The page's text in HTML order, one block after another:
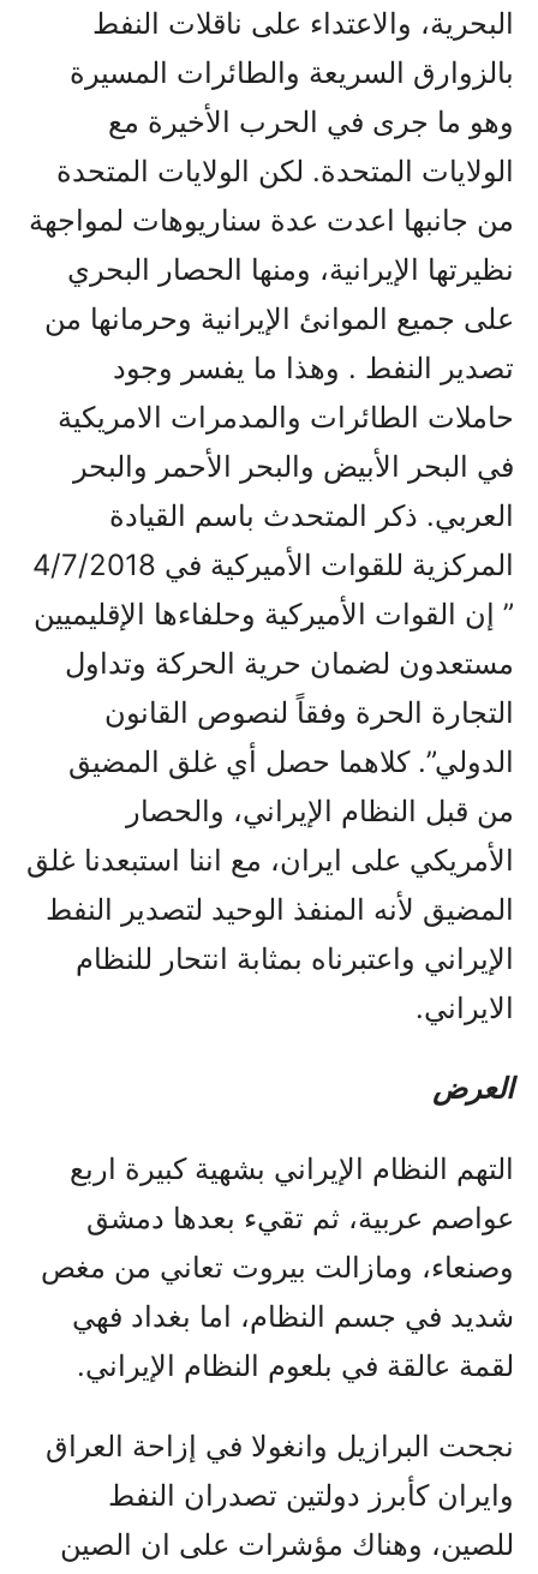
البحرية، والاعتداء على ناقلات النفط
بالزوارق السريعة والطائرات المسيرة
وهو ما جرى في الحرب الأخيرة مع
الولايات المتحدة. لكن الولايات المتحدة
من جانبها اعدت عدة سناريوهات لمواجهة
نظيرتها الإيرانية، ومنها الحصار البحري
على جميع الموانئ الإيرانية وحرمانها من
تصدير النفط . وهذا ما يفسر وجود
حاملات الطائرات والمدمرات الامريكية
في البحر الأبيض والبحر الأحمر والبحر
العربي. ذكر المتحدث باسم القيادة
المركزية للقوات الأميركية في 4/7/2018
” إن القوات الأميركية وحلفاءها الإقليميين
مستعدون لضمان حرية الحركة وتداول
التجارة الحرة وفقاً لنصوص القانون
الدولي”. كلاهما حصل أي غلق المضيق
من قبل النظام الإيراني، والحصار
الأمريكي على ايران، مع اننا استبعدنا غلق
المضيق لأنه المنفذ الوحيد لتصدير النفط
الإيراني واعتبرناه بمثابة انتحار للنظام
الايراني.
العرض
التهم النظام الإيراني بشهية كبيرة اربع
عواصم عربية، ثم تقيء بعدها دمشق
وصنعاء، ومازالت بيروت تعاني من مغص
شديد في جسم النظام، اما بغداد فهي
لقمة عالقة في بلعوم النظام الإيراني.
نجحت البرازيل وانغولا في إزاحة العراق
وايران كأبرز دولتين تصدران النفط
للصين، وهناك مؤشرات على ان الصين